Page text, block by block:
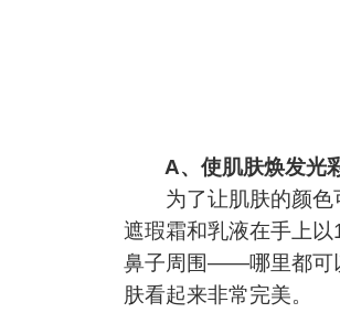
A、使肌肤焕发光
为了让肌肤的颜色
遮瑕霜和乳液在手上
鼻子周围——哪里都可
肤看起来非常完美。